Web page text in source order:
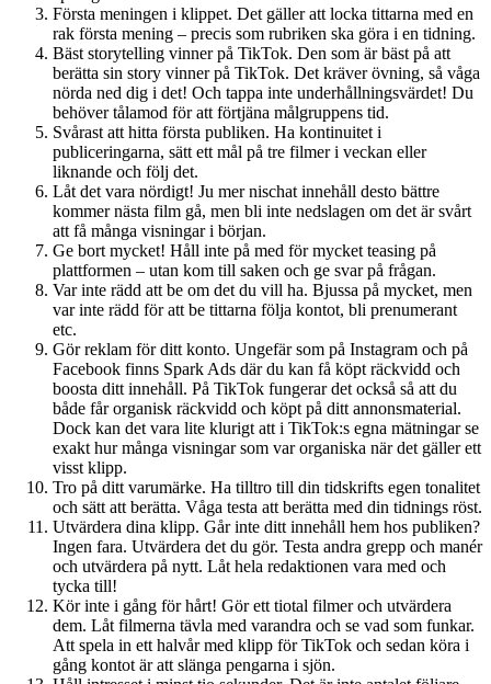
Första meningen i klippet. Det gäller att locka tittarna med en
rak första mening – precis som rubriken ska göra i en tidning.
Bäst storytelling vinner på TikTok. Den som är bäst på att
berätta sin story vinner på TikTok. Det kräver övning, så våga
nörda ned dig i det! Och tappa inte underhållningsvärdet! Du
behöver tålamod för att förtjäna målgruppens tid.
Svårast att hitta första publiken. Ha kontinuitet i
publiceringarna, sätt ett mål på tre filmer i veckan eller
liknande och följ det.
Låt det vara nördigt! Ju mer nischat innehåll desto bättre
kommer nästa film gå, men bli inte nedslagen om det är svårt
att få många visningar i början.
Ge bort mycket! Håll inte på med för mycket teasing på
plattformen – utan kom till saken och ge svar på frågan.
Var inte rädd att be om det du vill ha. Bjussa på mycket, men
var inte rädd för att be tittarna följa kontot, bli prenumerant
etc.
Gör reklam för ditt konto. Ungefär som på Instagram och på
Facebook finns Spark Ads där du kan få köpt räckvidd och
boosta ditt innehåll. På TikTok fungerar det också så att du
både får organisk räckvidd och köpt på ditt annonsmaterial.
Dock kan det vara lite klurigt att i TikTok:s egna mätningar se
exakt hur många visningar som var organiska när det gäller ett
visst klipp.
Tro på ditt varumärke. Ha tilltro till din tidskrifts egen tonalitet
och sätt att berätta. Våga testa att berätta med din tidnings röst.
Utvärdera dina klipp. Går inte ditt innehåll hem hos publiken?
Ingen fara. Utvärdera det du gör. Testa andra grepp och manér
och utvärdera på nytt. Låt hela redaktionen vara med och
tycka till!
Kör inte i gång för hårt! Gör ett tiotal filmer och utvärdera
dem. Låt filmerna tävla med varandra och se vad som funkar.
Att spela in ett halvår med klipp för TikTok och sedan köra i
gång kontot är att slänga pengarna i sjön.